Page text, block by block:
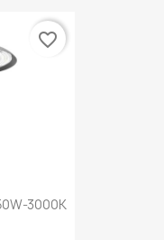
3000K
favorite_border